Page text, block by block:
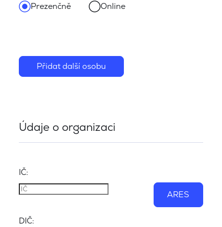
Prezenčně
Online
Přidat další osobu
Údaje o organizaci
IČ:
ARES
DIČ: